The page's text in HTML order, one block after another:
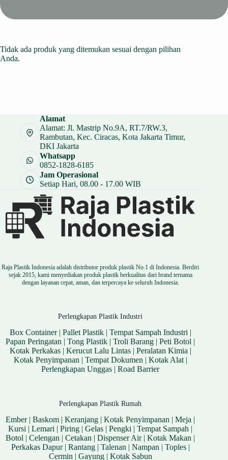
Tidak ada produk yang ditemukan sesuai dengan pilihan
Anda.
Alamat
Alamat: Jl. Mastrip No.9A, RT.7/RW.3,
Rambutan, Kec. Ciracas, Kota Jakarta Timur,
DKI Jakarta
Whatsapp
0852-1828-6185
Jam Operasional
Setiap Hari, 08.00 - 17.00 WIB
Raja Plastik Indonesia adalah distributor produk plastik No.1 di Indonesia. Berdiri
sejak 2015, kami menyediakan produk plastik berkualitas dari brand ternama
dengan layanan cepat, aman, dan terpercaya ke seluruh Indonesia.
Perlengkapan Plastik Industri
Box Container| Pallet Plastik| Tempat Sampah Industri |
Papan Peringatan |Tong Plastik |Troli Barang |Peti Botol |
Kotak Perkakas| Kerucut Lalu Lintas| Peralatan Kimia |
Kotak Penyimpanan | Tempat Dokumen | Kotak Alat|
Perlengkapan Unggas |Road Barrier
Perlengkapan Plastik Rumah
Ember|Baskom |Keranjang |Kotak Penyimpanan |Meja |
Kursi |Lemari |Piring |Gelas |Pengki |Tempat Sampah |
Botol |Celengan |Cetakan |Dispenser Air|Kotak Makan |
Perkakas Dapur| Rantang| Talenan | Nampan | Toples|
Cermin | Gayung| Kotak Sabun